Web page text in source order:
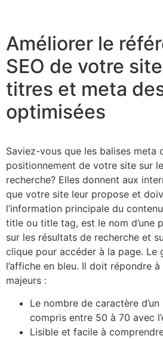
Améliorer le
SEO de votre
titres et meta
optimisées
Saviez-vous que les balises meta
positionnement de votre site sur
recherche? Elles donnent aux
que votre site leur propose et
l’information principale du
title ou title tag, est le nom d’une
sur les résultats de recherche et
clique pour accéder à la page. Le
l’affiche en bleu. Il doit répondre
majeurs :
Le nombre de caractère
compris entre 50 à 70 avec
Lisible et facile à